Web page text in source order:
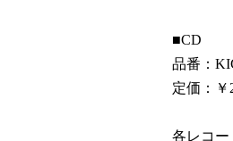
■CD
品番：
定価：￥
各レコー